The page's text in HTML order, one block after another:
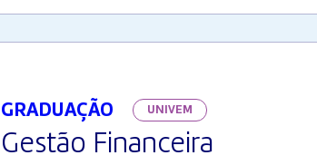
GRADUAÇÃO UNIVEM
Gestão Financeira